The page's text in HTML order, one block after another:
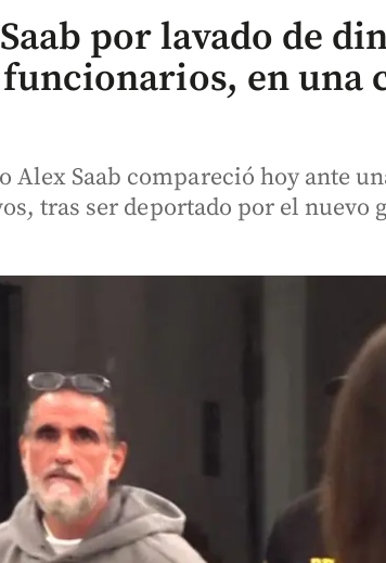
por lavado de
en una
Saab compareció hoy ante
tras ser deportado por el nuevo